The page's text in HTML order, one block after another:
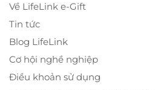
Về LifeLink e-Gift
Tin tức
Blog LifeLink
Cơ hội nghề nghiệp
Điều khoản sử dụng